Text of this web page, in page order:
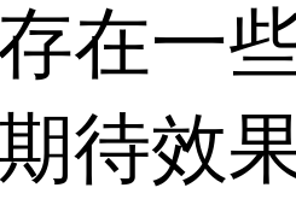
在一
待效